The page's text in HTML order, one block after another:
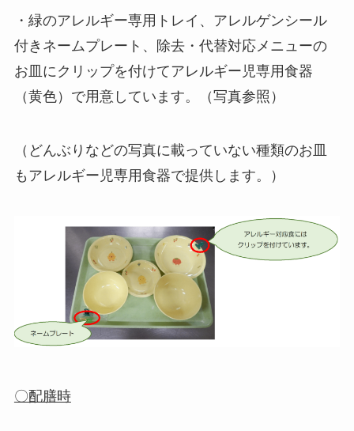
・緑のアレルギー専用トレイ、アレルゲンシール
付きネームプレート、除去・代替対応メニューの
お皿にクリップを付けてアレルギー児専用食器
（黄色）で用意しています。（写真参照）
（どんぶりなどの写真に載っていない種類のお皿
もアレルギー児専用食器で提供します。）
〇配膳時